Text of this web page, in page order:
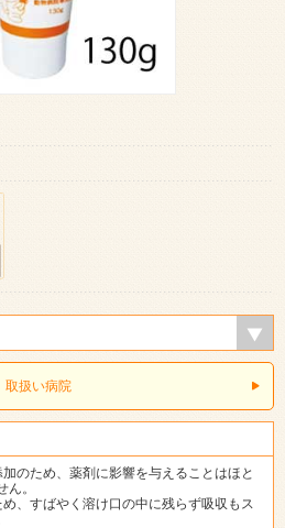
取扱い病院
のため、薬剤に影響を与えることはほと
ん。
、すばやく溶け口の中に残らず吸収もス